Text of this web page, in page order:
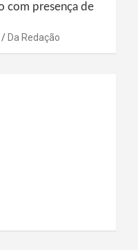
com presença de
Da Redação